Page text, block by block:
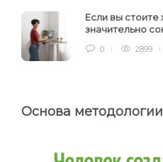
Если вы стоите
значительно
0 2899
Основа методологии